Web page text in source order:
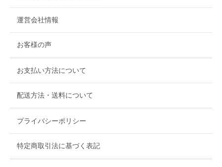
運営会社情報
お客様の声
お支払い方法について
配送方法・送料について
プライバシーポリシー
特定商取引法に基づく表記